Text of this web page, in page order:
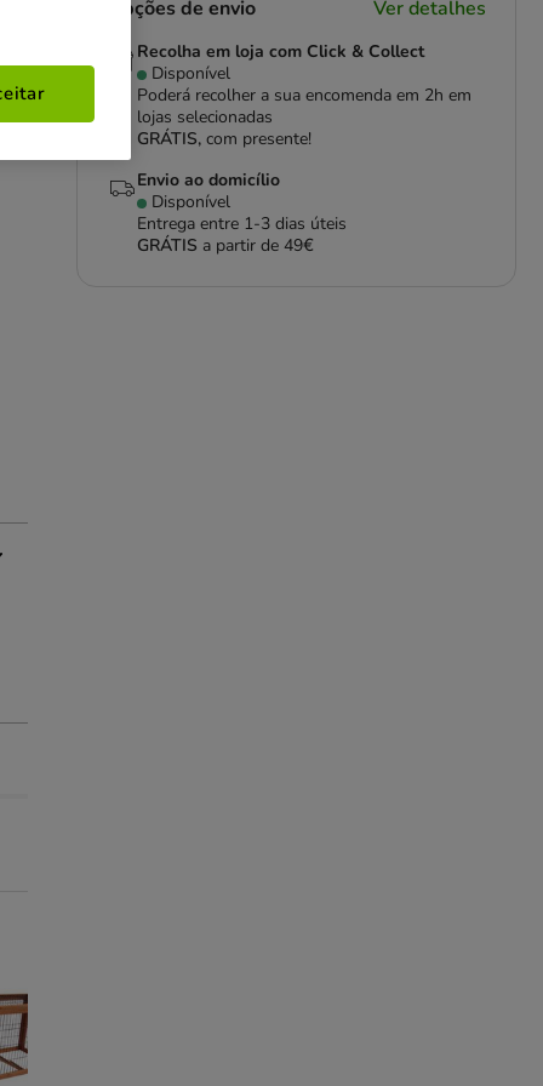
Opções de envio Ver detalhes
Recolha em loja com Click & Collect
Disponível
Poderá recolher a sua encomenda em 2h em
lojas selecionadas
GRÁTIS,com presente!
Envio ao domicílio
Disponível
Entrega entre 1-3 dias úteis
GRÁTIS a partir de 49€